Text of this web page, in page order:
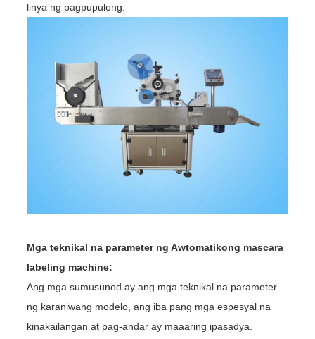
linya ng pagpupulong.
Mga teknikal na parameter ng Awtomatikong mascara
labeling machine:
Ang mga sumusunod ay ang mga teknikal na parameter
ng karaniwang modelo, ang iba pang mga espesyal na
kinakailangan at pag-andar ay maaaring ipasadya.